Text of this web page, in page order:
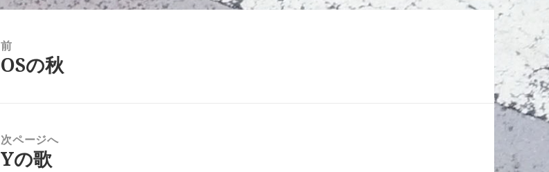
前
前
OSの秋
次ページへ
次
Yの歌